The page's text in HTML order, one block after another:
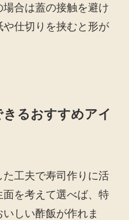
合は蓋の接触を避け
仕切りを挟むと形が
るおすすめアイ
工夫で寿司作りに活
を考えて選べば、特
しい酢飯が作れま